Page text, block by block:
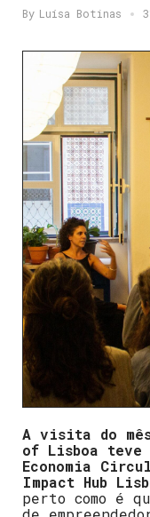
By Luísa Botinas
A visita do
of Lisboa teve
Economia
Impact Hub
perto como é